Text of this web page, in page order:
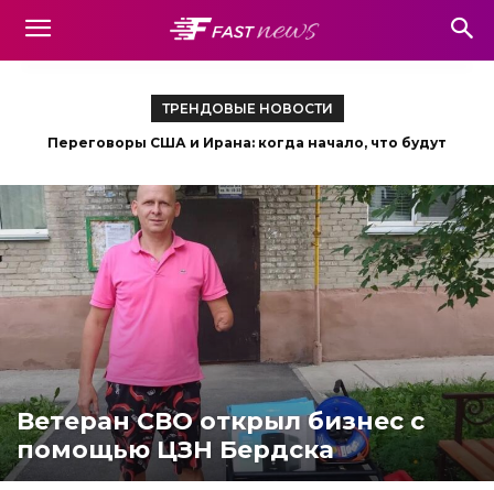
ТРЕНДОВЫЕ НОВОСТИ
Дефицит нефти и рост цен: танкеры застряли в
Ветеран СВО открыл бизнес с
помощью ЦЗН Бердска